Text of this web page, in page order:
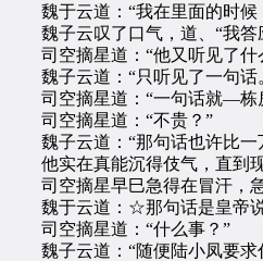
魏于云道：“我在里面的时候
魏子云叹了口气，道、“我答
司空摘星道：“他又听见了什
魏子云道：“只听见了一句话
司空摘星道：“一句话就—栋房
司空摘星道：“不贵？”
魏子云道：“那句话也许比一
他实在真能沉得伎气，直到现
司空摘星早巳急得在冒汗，急
魏于云道：☆那句话是皇帝说
司空摘星道：“什么事？”
魏子云道：“随便陆小凤要求什